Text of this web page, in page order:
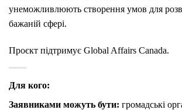
унеможливлюють створення умов для
бажаній сфері.
Проєкт підтримує Global Affairs Canada.
Для кого:
Заявниками можуть бути: громадські